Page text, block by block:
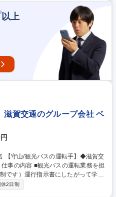
。アルコールチェック後、今日の運
業点呼・出庫】運行管理者に免許
態等を報告し運行開始。→【乗務】
。→【休憩】 仲間たちとプライベー
点検】バスの終業点検と清掃。運行
均年収540万
以上
滋賀交通のグループ会社 ベ
です）運行指示書にしたがって学校
帰り旅行等があります。※守山営業
2日制